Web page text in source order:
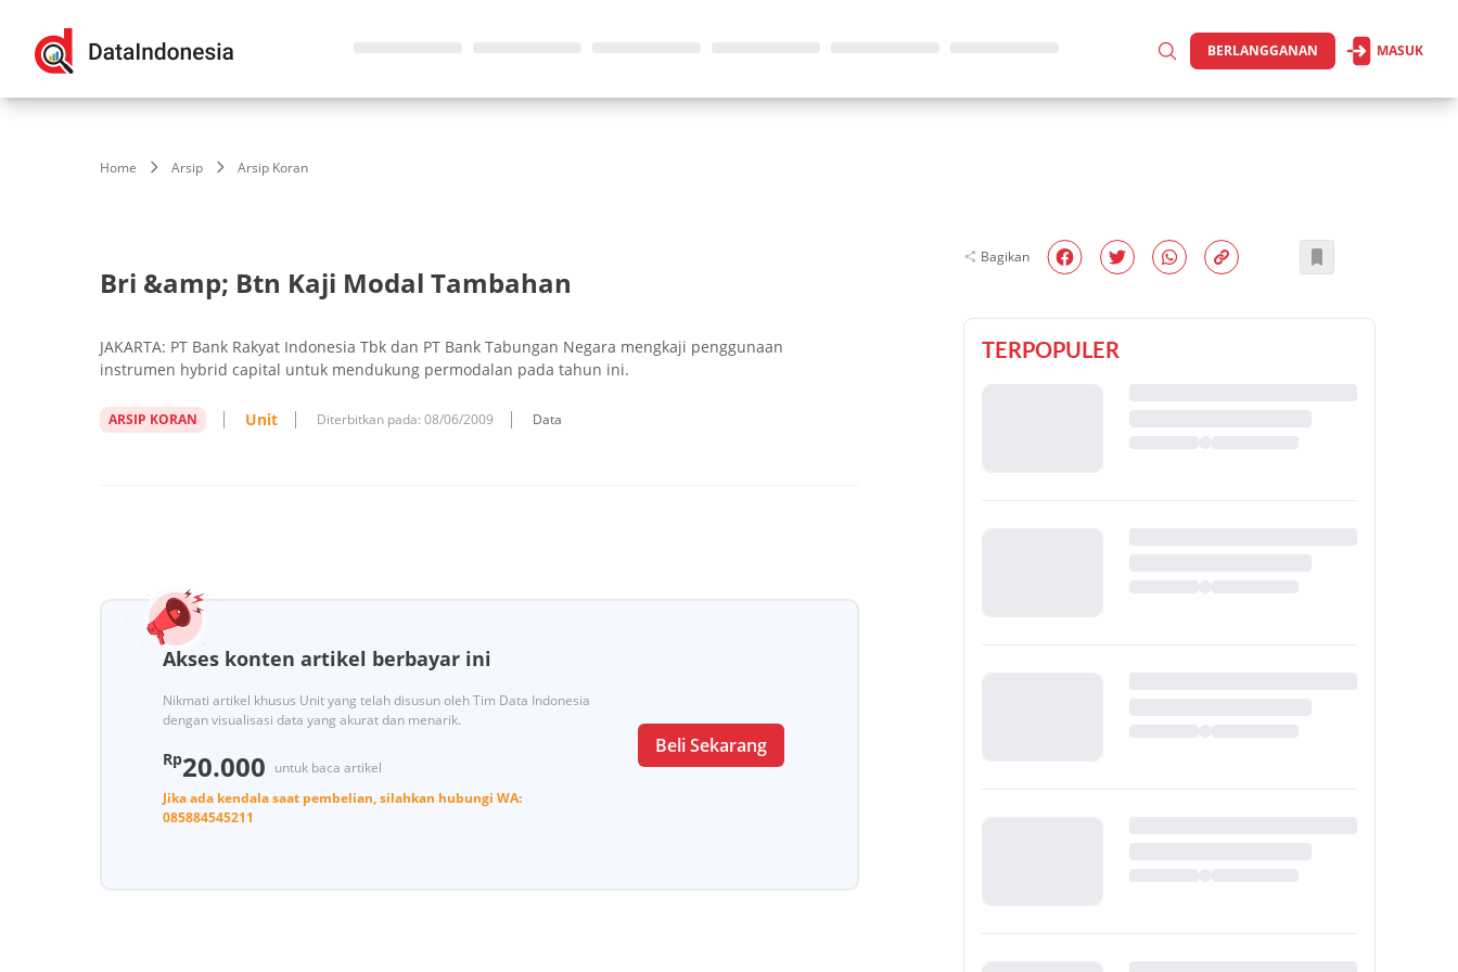
BERLANGGANAN MASUK
Home Arsip Arsip Koran
Bri &amp; Btn Kaji Modal Tambahan
JAKARTA: PT Bank Rakyat Indonesia Tbk dan PT Bank Tabungan Negara mengkaji penggunaan
instrumen hybrid capital untuk mendukung permodalan pada tahun ini.
ARSIP KORAN Unit Diterbitkan pada: 08/06/2009 Data
Akses konten artikel berbayar ini
Nikmati artikel khusus Unit yang telah disusun oleh Tim Data Indonesia
dengan visualisasi data yang akurat dan menarik.
Rp20.000 untuk baca artikel
Jika ada kendala saat pembelian, silahkan hubungi WA:
085884545211
Beli Sekarang
Bagikan
TERPOPULER